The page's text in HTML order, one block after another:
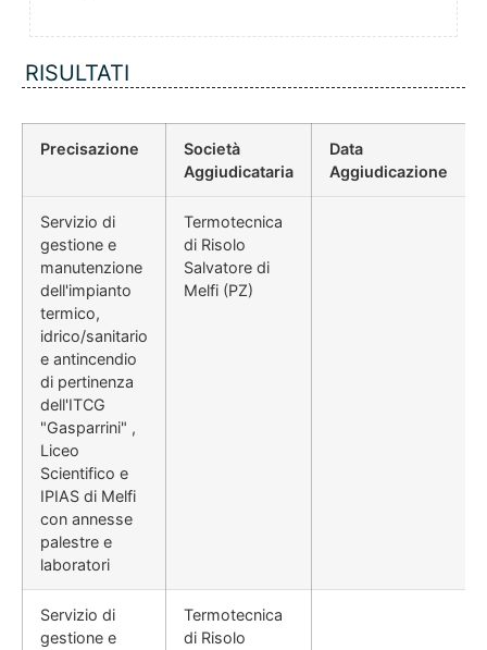
RISULTATI
Precisazione
Società
Aggiudicataria
Data
Aggiudicazione
Servizio di
gestione e
manutenzione
dell'impianto
termico,
idrico/sanitario
e antincendio
di pertinenza
dell'ITCG
"Gasparrini" ,
Liceo
Scientifico e
IPIAS di Melfi
con annesse
palestre e
laboratori
Termotecnica
di Risolo
Salvatore di
Melfi (PZ)
Servizio di
gestione e
Termotecnica
di Risolo